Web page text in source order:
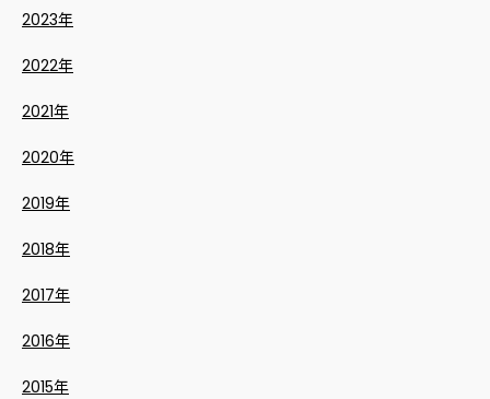
2023年
2022年
2021年
2020年
2019年
2018年
2017年
2016年
2015年